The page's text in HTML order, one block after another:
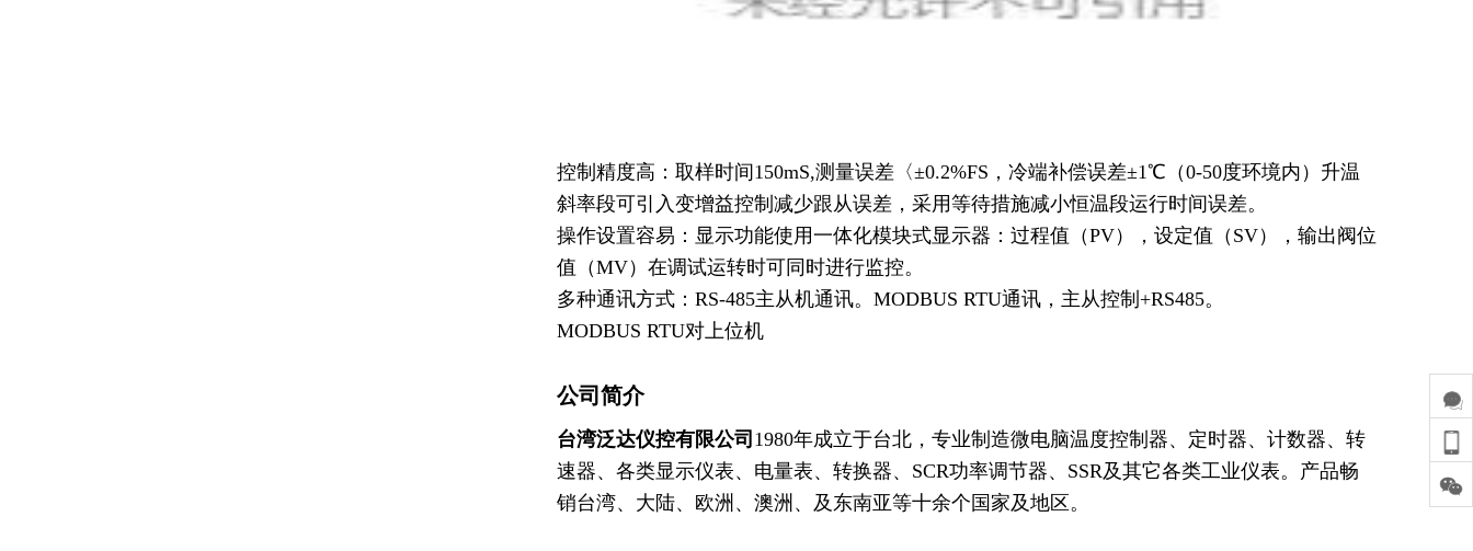
控制精度高：取样时间150mS,测量误差〈±0.2%FS，冷端补偿误差±1℃（0-50度环境内）升温
斜率段可引入变增益控制减少跟从误差，采用等待措施减小恒温段运行时间误差。
操作设置容易：显示功能使用一体化模块式显示器：过程值（PV），设定值（SV），输出阀位
值（MV）在调试运转时可同时进行监控。
多种通讯方式：RS-485主从机通讯。MODBUS RTU通讯，主从控制+RS485。
MODBUS RTU对上位机
公司简介
台湾泛达仪控有限公司 1980年成立于台北，专业制造微电脑温度控制器、定时器、计数器、转
速器、各类显示仪表、电量表、转换器、SCR功率调节器、SSR及其它各类工业仪表。产品畅
销台湾、大陆、欧洲、澳洲、及东南亚等十余个国家及地区。